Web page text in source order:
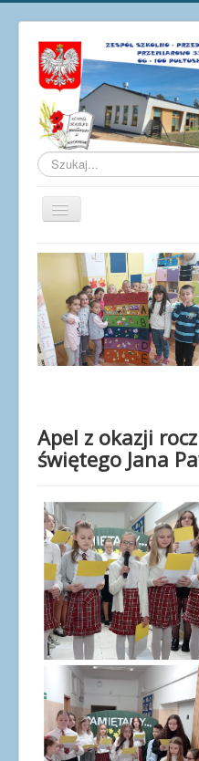
Szukaj...
Przełącz
Aktualności
O szkole
Galeria
Osiągnięcia
Dla nauczycieli
Dla rodziców
Dokumenty
Projekty UE
Apel z okazji
świętego Jana